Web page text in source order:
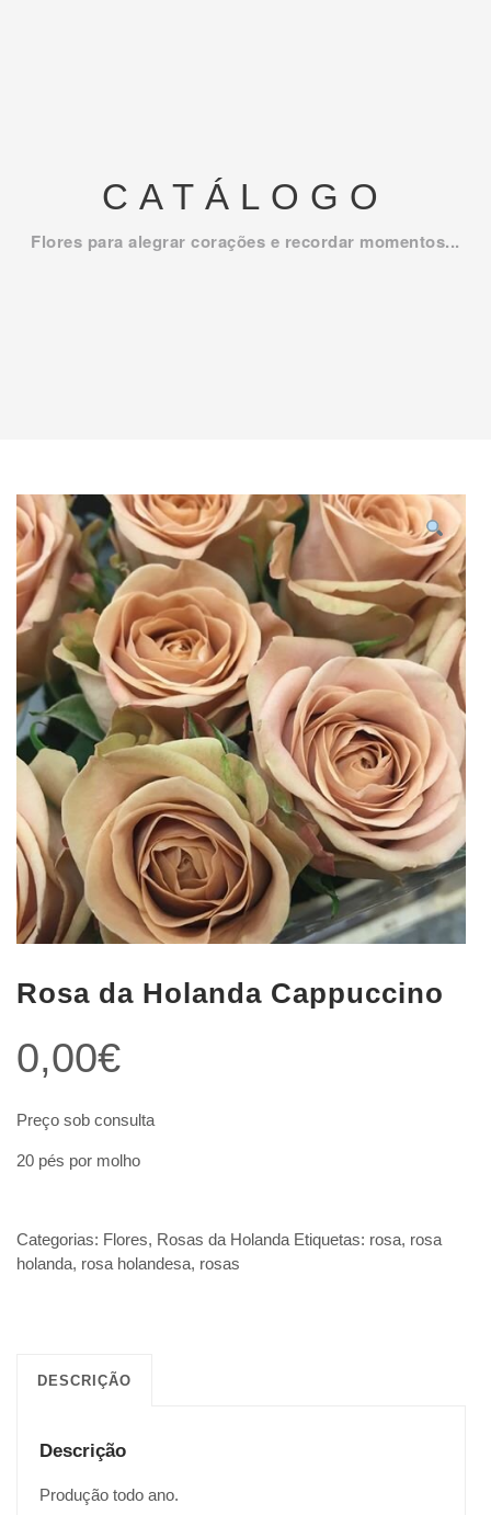
CATÁLOGO
Flores para alegrar corações e recordar momentos...
Rosa da Holanda Cappuccino
0,00€
Preço sob consulta
20 pés por molho
Categorias: Flores, Rosas da Holanda Etiquetas: rosa, rosa
holanda, rosa holandesa, rosas
DESCRIÇÃO
Descrição
Produção todo ano.